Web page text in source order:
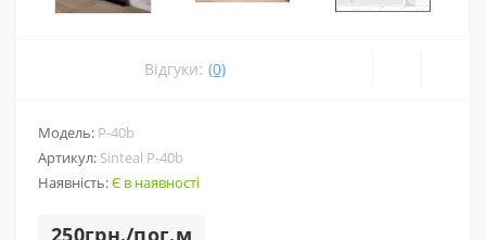
Відгуки: (0)
Модель: P-40b
Артикул: Sinteal P-40b
Наявність:Є в наявності